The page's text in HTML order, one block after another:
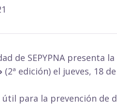
de SEPYPNA presenta la
(2ª edición) el jueves, 18
para la prevención de